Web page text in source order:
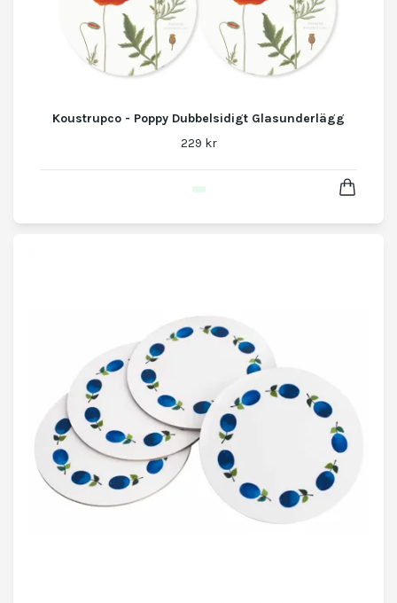
Koustrupco - Poppy Dubbelsidigt Glasunderlägg
229 kr